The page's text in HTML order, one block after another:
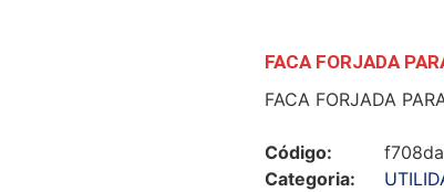
FACA FORJADA
FACA FORJADA
Código:
Categoria: